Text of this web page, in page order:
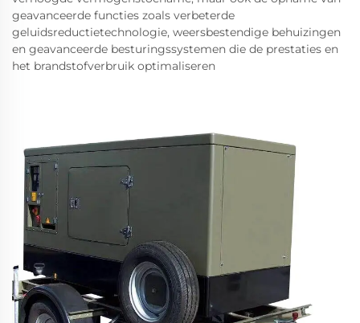
geavanceerde functies zoals verbeterde
geluidsreductietechnologie, weersbestendige behuizingen
en geavanceerde besturingssystemen die de prestaties en
het brandstofverbruik optimaliseren